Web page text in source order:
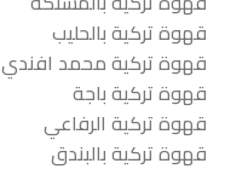
قهوة تركية بالحليب
قهوة تركية محمد افندي
قهوة تركية باجة
قهوة تركية الرفاعي
قهوة تركية بالبندق